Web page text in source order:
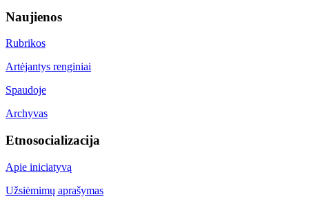
Naujienos
Rubrikos
Artėjantys renginiai
Spaudoje
Archyvas
Etnosocializacija
Apie iniciatyvą
Užsiėmimų aprašymas